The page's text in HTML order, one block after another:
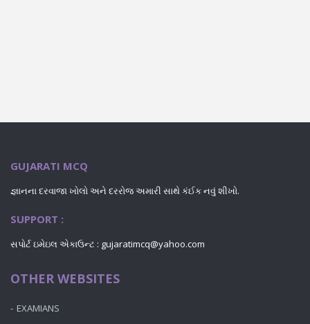
GUJARATI MCQ
જ્ઞાનના દરવાજા ખોલો અને દરરોજ અમારી સાથે કંઈક નવું શીખો.
SUPPORT :
સપોર્ટ ઇમેઇલ એકાઉન્ટ : gujaratimcq@yahoo.com
OTHER WEBSITES
EXAMIANS